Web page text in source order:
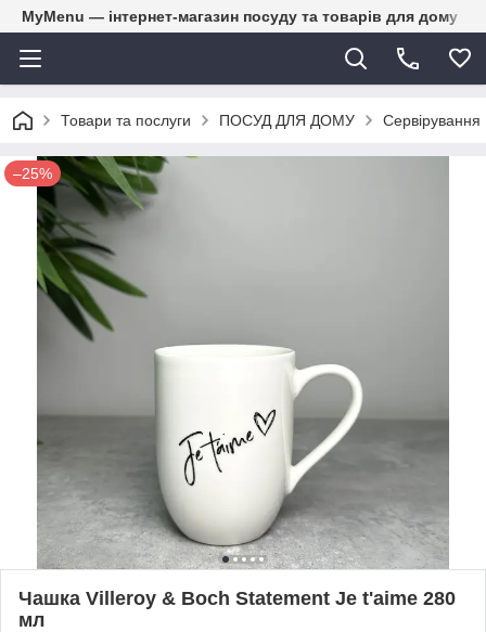
MyMenu — інтернет-магазин посуду та товарів для дому
Товари та послуги ПОСУД ДЛЯ ДОМУ Сервірування
–25%
Чашка Villeroy & Boch Statement Je t'aime 280
мл